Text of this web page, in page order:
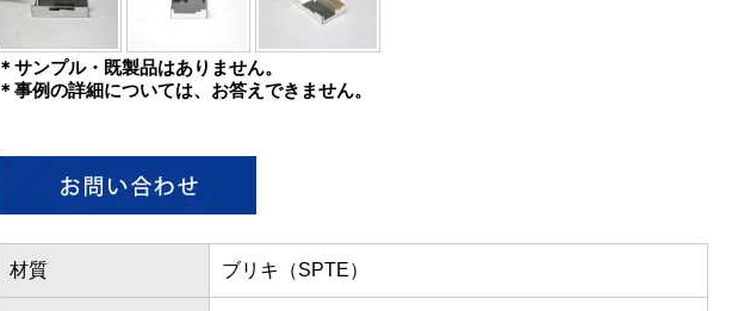
＊サンプル・既製品はありません。
＊事例の詳細については、お答えできません。
材質 ブリキ（SPTE）